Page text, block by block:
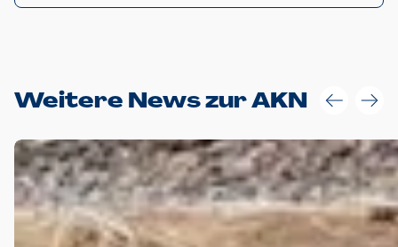
Weitere News zur AKN